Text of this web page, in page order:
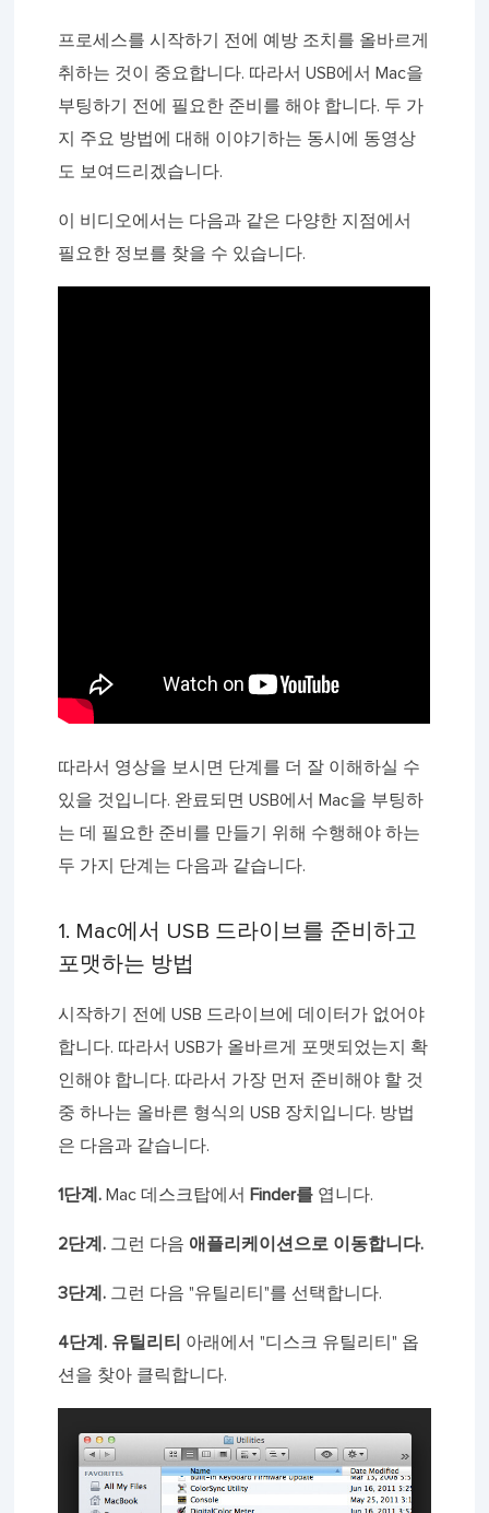
프로세스를 시작하기 전에 예방 조치를 올바르게
취하는 것이 중요합니다. 따라서 USB에서 Mac을
부팅하기 전에 필요한 준비를 해야 합니다. 두 가
지 주요 방법에 대해 이야기하는 동시에 동영상
도 보여드리겠습니다.
이 비디오에서는 다음과 같은 다양한 지점에서
필요한 정보를 찾을 수 있습니다.
따라서 영상을 보시면 단계를 더 잘 이해하실 수
있을 것입니다. 완료되면 USB에서 Mac을 부팅하
는 데 필요한 준비를 만들기 위해 수행해야 하는
두 가지 단계는 다음과 같습니다.
1. Mac에서 USB 드라이브를 준비하고
포맷하는 방법
시작하기 전에 USB 드라이브에 데이터가 없어야
합니다. 따라서 USB가 올바르게 포맷되었는지 확
인해야 합니다. 따라서 가장 먼저 준비해야 할 것
중 하나는 올바른 형식의 USB 장치입니다. 방법
은 다음과 같습니다.
1단계. Mac 데스크탑에서 Finder를 엽니다.
2단계. 그런 다음 애플리케이션으로 이동합니다.
3단계. 그런 다음 "유틸리티"를 선택합니다.
4단계. 유틸리티
아래에서 "디스크 유틸리티" 옵
션을 찾아 클릭합니다.